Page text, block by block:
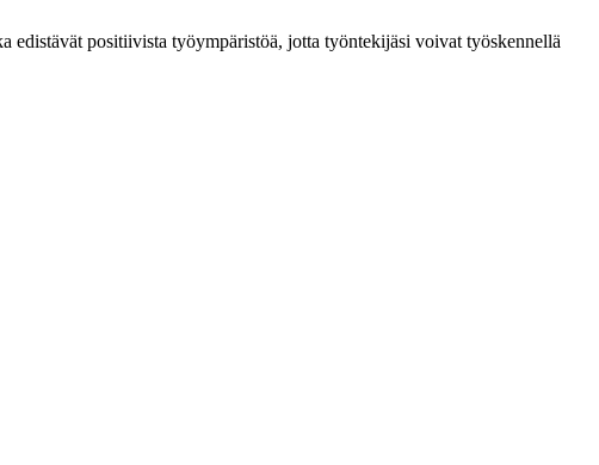
positiivista työympäristöä, jotta työntekijäsi voivat työskennellä